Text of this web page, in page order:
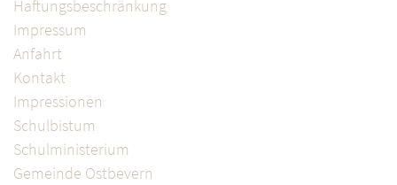
Haftungsbeschränkung
Impressum
Anfahrt
Kontakt
Impressionen
Schulbistum
Schulministerium
Gemeinde Ostbevern